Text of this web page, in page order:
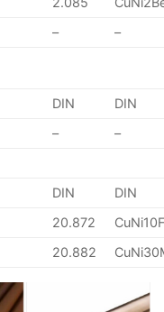
– –
DIN
DIN
–
–
DIN
DIN
20.872
20.882